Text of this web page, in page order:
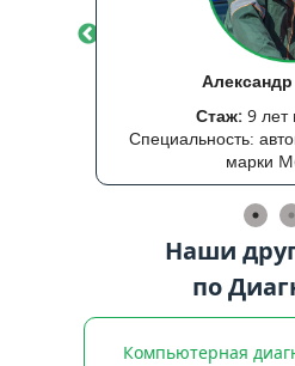
Стаж:9 лет
Специальность:
марки
Наши
по
Компьютерная